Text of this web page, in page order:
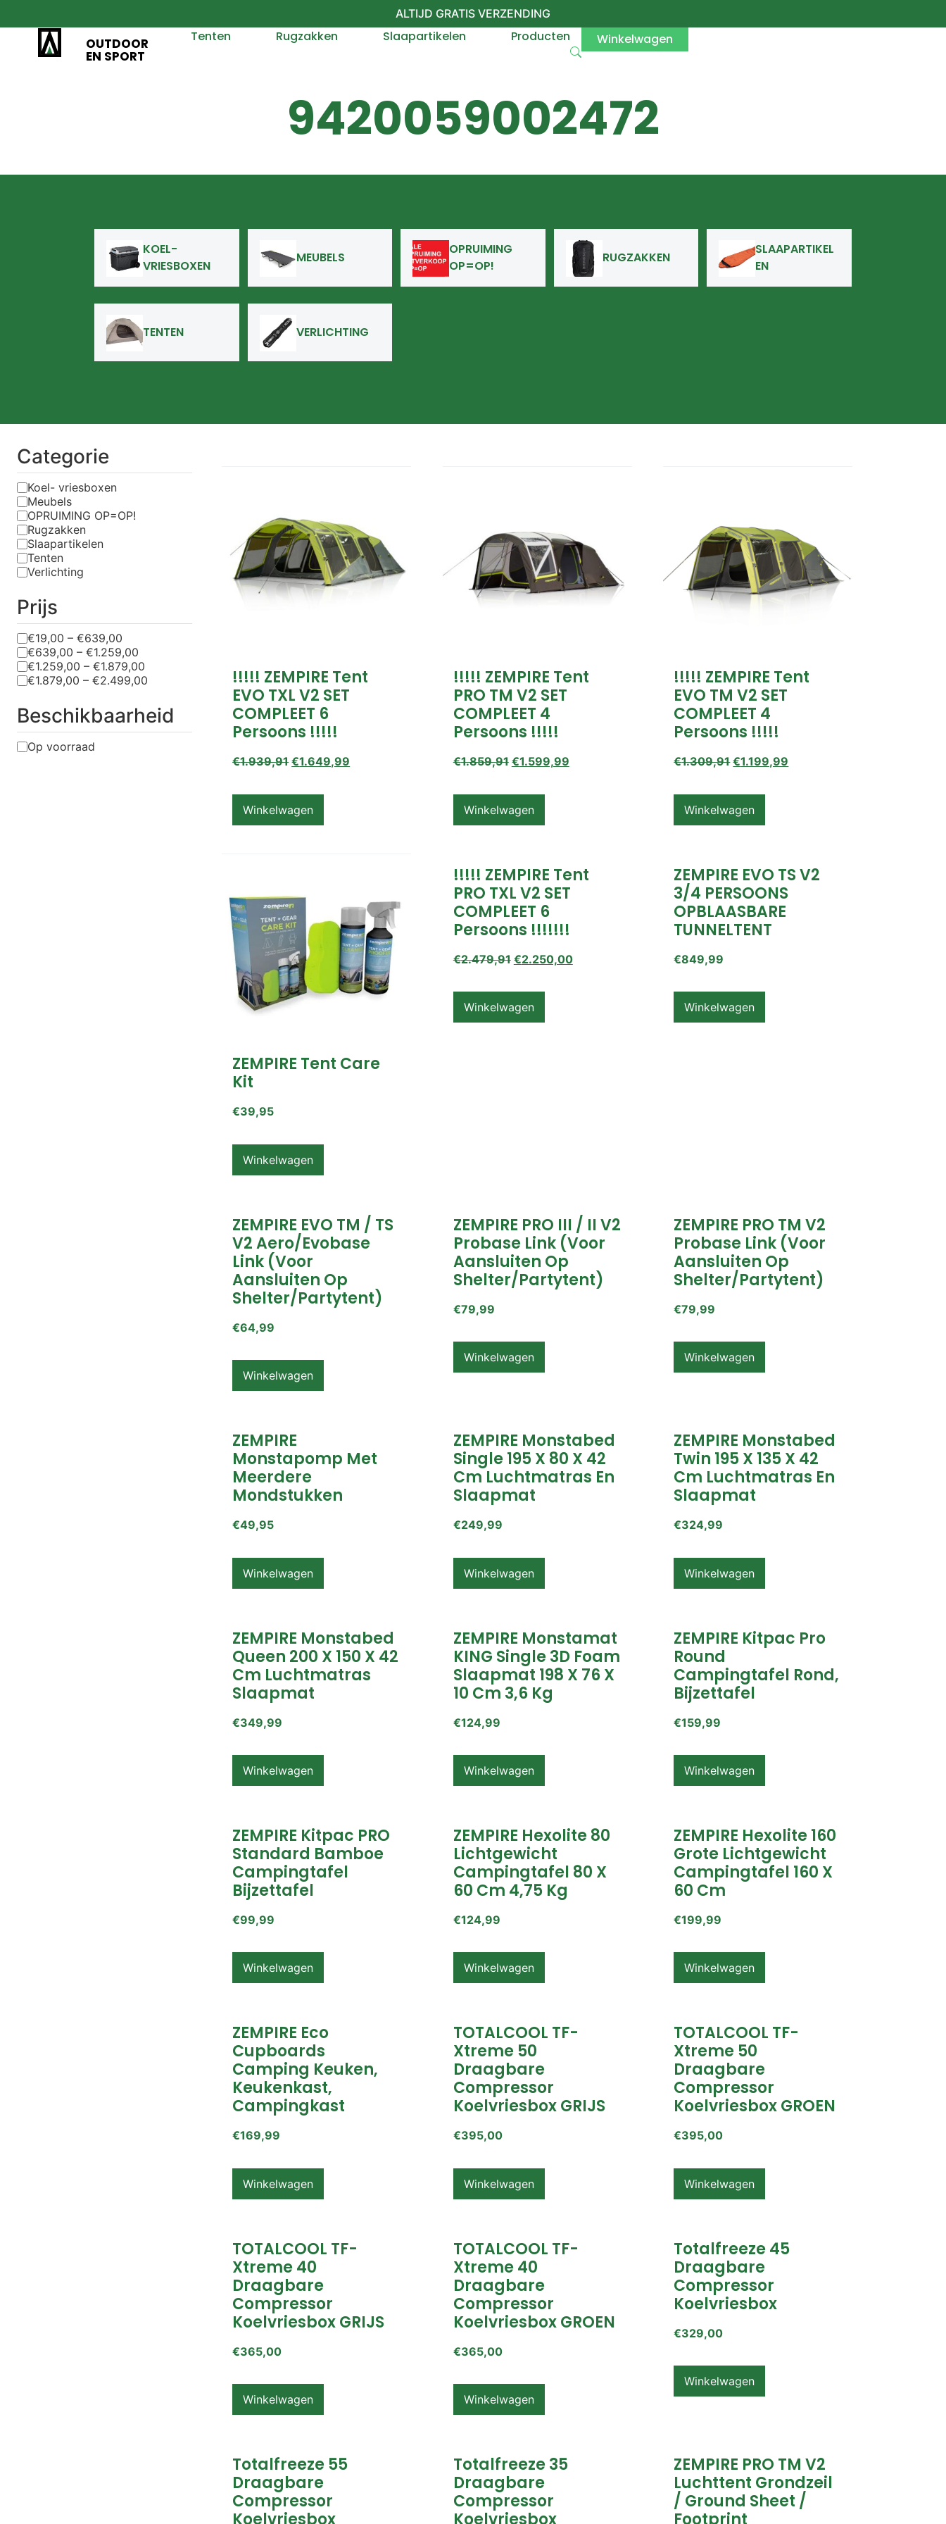
ALTIJD GRATIS VERZENDING
OUTDOOR
EN SPORT
Tenten Rugzakken Slaapartikelen Producten Winkelwagen
9420059002472
KOEL-
VRIESBOXEN
MEUBELS
OPRUIMING
OP=OP!
RUGZAKKEN
SLAAPARTIKEL
EN
TENTEN VERLICHTING
Categorie
Koel- vriesboxen
Meubels
OPRUIMING OP=OP!
Rugzakken
Slaapartikelen
Tenten
Verlichting
Prijs
€19,00 – €639,00
€639,00 – €1.259,00
€1.259,00 – €1.879,00
€1.879,00 – €2.499,00
Beschikbaarheid
Op voorraad
!!!!! ZEMPIRE Tent
EVO TXL V2 SET
COMPLEET 6
Persoons !!!!!
€1.939,91 €1.649,99
Winkelwagen
!!!!! ZEMPIRE Tent
PRO TM V2 SET
COMPLEET 4
Persoons !!!!!
€1.859,91 €1.599,99
Winkelwagen
!!!!! ZEMPIRE Tent
EVO TM V2 SET
COMPLEET 4
Persoons !!!!!
€1.309,91 €1.199,99
Winkelwagen
ZEMPIRE Tent Care
Kit
€39,95
Winkelwagen
!!!!! ZEMPIRE Tent
PRO TXL V2 SET
COMPLEET 6
Persoons !!!!!!!
€2.479,91 €2.250,00
Winkelwagen
ZEMPIRE EVO TS V2
3/4 PERSOONS
OPBLAASBARE
TUNNELTENT
€849,99
Winkelwagen
ZEMPIRE EVO TM / TS
V2 Aero/Evobase
Link (voor
Aansluiten Op
Shelter/partytent)
€64,99
Winkelwagen
ZEMPIRE PRO III / II V2
Probase Link (voor
Aansluiten Op
Shelter/partytent)
€79,99
Winkelwagen
ZEMPIRE PRO TM V2
Probase Link (voor
Aansluiten Op
Shelter/partytent)
€79,99
Winkelwagen
ZEMPIRE
Monstapomp Met
Meerdere
Mondstukken
€49,95
Winkelwagen
ZEMPIRE Monstabed
Single 195 X 80 X 42
Cm Luchtmatras En
Slaapmat
€249,99
Winkelwagen
ZEMPIRE Monstabed
Twin 195 X 135 X 42
Cm Luchtmatras En
Slaapmat
€324,99
Winkelwagen
ZEMPIRE Monstabed
Queen 200 X 150 X 42
Cm Luchtmatras
Slaapmat
€349,99
Winkelwagen
ZEMPIRE Monstamat
KING Single 3D Foam
Slaapmat 198 X 76 X
10 Cm 3,6 Kg
€124,99
Winkelwagen
ZEMPIRE Kitpac Pro
Round
Campingtafel Rond,
Bijzettafel
€159,99
Winkelwagen
ZEMPIRE Kitpac PRO
Standard Bamboe
Campingtafel
Bijzettafel
€99,99
Winkelwagen
ZEMPIRE Hexolite 80
Lichtgewicht
Campingtafel 80 X
60 Cm 4,75 Kg
€124,99
Winkelwagen
ZEMPIRE Hexolite 160
Grote Lichtgewicht
Campingtafel 160 X
60 Cm
€199,99
Winkelwagen
ZEMPIRE Eco
Cupboards
Camping Keuken,
Keukenkast,
Campingkast
€169,99
Winkelwagen
TOTALCOOL TF-
Xtreme 50
Draagbare
Compressor
Koelvriesbox GRIJS
€395,00
Winkelwagen
TOTALCOOL TF-
Xtreme 50
Draagbare
Compressor
Koelvriesbox GROEN
€395,00
Winkelwagen
TOTALCOOL TF-
Xtreme 40
Draagbare
Compressor
Koelvriesbox GRIJS
€365,00
Winkelwagen
TOTALCOOL TF-
Xtreme 40
Draagbare
Compressor
Koelvriesbox GROEN
€365,00
Winkelwagen
Totalfreeze 45
Draagbare
Compressor
Koelvriesbox
€329,00
Winkelwagen
Totalfreeze 55
Draagbare
Compressor
Koelvriesbox
Totalfreeze 35
Draagbare
Compressor
Koelvriesbox
ZEMPIRE PRO TM V2
Luchttent Grondzeil
/ Ground Sheet /
Footprint